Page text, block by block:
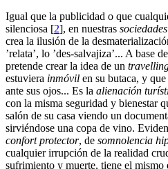
Igual que la publicidad o que
silenciosa [2], en nuestras
crea la ilusión de la
’relata’, lo ’des-salvajiza’... A base
pretende crear la idea de un
estuviera inmóvil en su butaca, y
ante sus ojos... Es la alienación
con la misma seguridad y bienestar
salón de su casa viendo un
sirviéndose una copa de vino.
confort protector, de somnolencia
cualquier irrupción de la realidad
sufrimiento y muerte, tiene el mismo